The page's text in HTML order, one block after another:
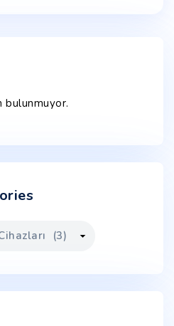
bulunmuyor.